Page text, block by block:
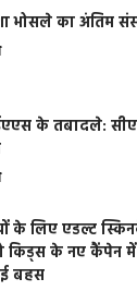
भोसले का अंतिम
के तबादले:
के लिए एडल्ट
किड्स के नए कैंपेन
बहस